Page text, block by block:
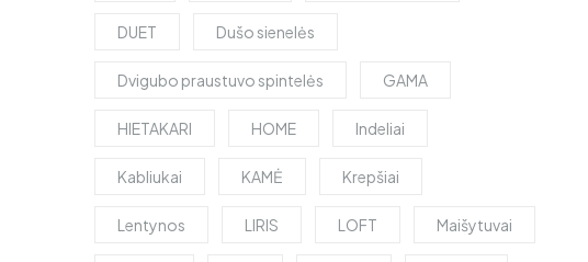
DUET Dušo sienelės
Dvigubo praustuvo spintelės GAMA
HIETAKARI HOME Indeliai
Kabliukai KAMĖ Krepšiai
Lentynos LIRIS LOFT Maišytuvai